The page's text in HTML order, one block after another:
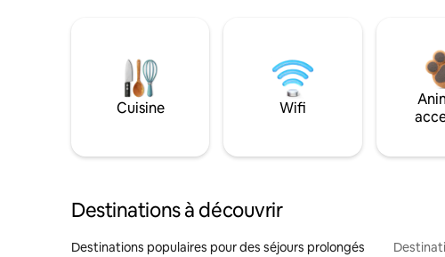
Cuisine Wifi
Destinations à découvrir
Destinations populaires pour des séjours prolongés